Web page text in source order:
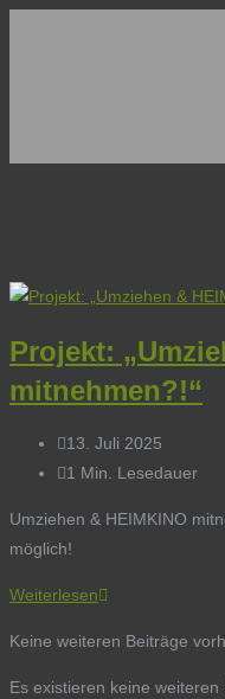
Projekt:
mitnehmen?!“
13. Juli 2025
1 Min. Lesedauer
Umziehen & HEIMKINO
möglich!
Weiterlesen
Keine weiteren Beiträge
Es existieren keine weiteren